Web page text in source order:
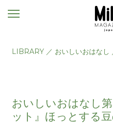
メ
LIBRARY ／ おいしいおはなし
おいしいおはなし
ット』ほっとする